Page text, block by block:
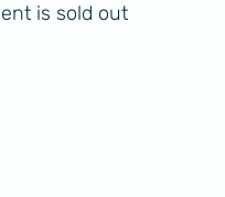
is sold out